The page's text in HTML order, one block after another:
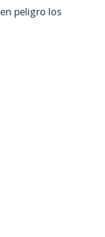
peligro los